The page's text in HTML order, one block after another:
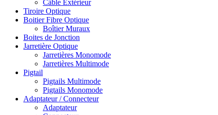
Câble Extérieur
Tiroire Optique
Boitier Fibre Optique
Boîtier Muraux
Boites de Jonction
Jarretière Optique
Jarretières Monomode
Jarretières Multimode
Pigtail
Pigtails Multimode
Pigtails Monomode
Adaptateur / Connecteur
Adaptateur